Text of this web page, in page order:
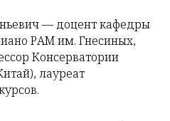
— доцент кафедры
РАМ им. Гнесиных,
Консерватории
лауреат